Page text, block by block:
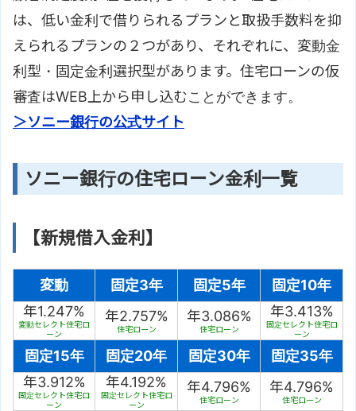
は、低い金利で借りられるプランと取扱手数料を抑
えられるプランの２つがあり、それぞれに、変動金
利型・固定金利選択型があります。住宅ローンの仮
審査はWEB上から申し込むことができます。
＞ソニー銀行の公式サイト
ソニー銀行の住宅ローン金利一覧
【新規借入金利】
変動 固定3年 固定5年
固定10年
年1.247%
変動セレクト住宅ロ
ーン
年2.757%
住宅ローン
年3.086%
住宅ローン
年3.413%
固定セレクト住宅ロ
ーン
固定15年 固定20年 固定30年
固定35年
年3.912%
固定セレクト住宅ロ
ーン
年4.192%
固定セレクト住宅ロ
ーン
年4.796%
住宅ローン
年4.796%
住宅ローン